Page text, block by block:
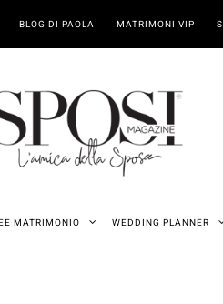
BLOG DI PAOLA MATRIMONI VIP
MATRIMONIO WEDDING PLANNER